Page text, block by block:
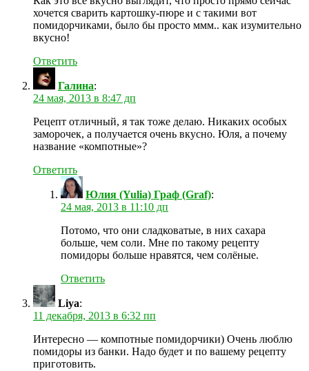
хочется сварить картошку-пюре и с такими вот
помидорчиками, было бы просто ммм.. как изумительно
вкусно!
Ответить
Галина:
24 мая, 2013 в 8:47 дп
Рецепт отличный, я так тоже делаю. Никаких особых
заморочек, а получается очень вкусно. Юля, а почему
название «компотные»?
Ответить
Юлия (Yulia) Граф (Graf):
24 мая, 2013 в 11:10 дп
Потомо, что они сладковатые, в них сахара
больше, чем соли. Мне по такому рецепту
помидоры больше нравятся, чем солёные.
Ответить
Liya:
11 декабря, 2013 в 6:32 пп
Интересно — компотные помидорчики) Очень люблю
помидоры из банки. Надо будет и по вашему рецепту
приготовить.